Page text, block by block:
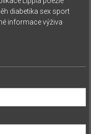
diabetika sex sport
informace výživa